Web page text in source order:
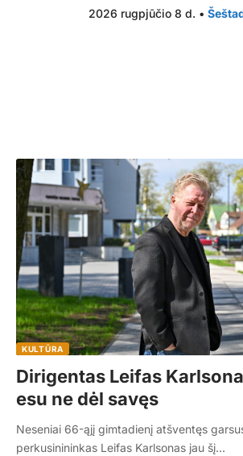
2026 rugpjūčio 8 d. •
KULTŪRA
Dirigentas Leifas
esu ne dėl savęs
Neseniai 66-ąjį gimtadienį atšventęs
perkusinininkas Leifas Karlsonas jau šį…